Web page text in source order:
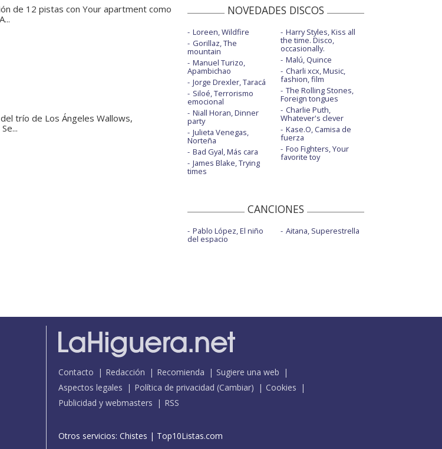
de 12 pistas con Your apartment como
trío de Los Ángeles Wallows,
NOVEDADES DISCOS
Loreen, Wildfire
Gorillaz, The
mountain
Manuel Turizo,
Apambichao
Jorge Drexler, Taracá
Siloé, Terrorismo
emocional
Niall Horan, Dinner
party
Julieta Venegas,
Norteña
Bad Gyal, Más cara
James Blake, Trying
times
Harry Styles, Kiss all
the time. Disco,
occasionally.
Malú, Quince
Charli xcx, Music,
fashion, film
The Rolling Stones,
Foreign tongues
Charlie Puth,
Whatever's clever
Kase.O, Camisa de
fuerza
Foo Fighters, Your
favorite toy
CANCIONES
Pablo López, El niño
del espacio
Aitana, Superestrella
Contacto Redacción Recomienda
Sugiere una web
Aspectos legales
Política de privacidad (Cambiar)
Cookies
Publicidad y webmasters
RSS
Otros servicios: Chistes | Top10Listas.com